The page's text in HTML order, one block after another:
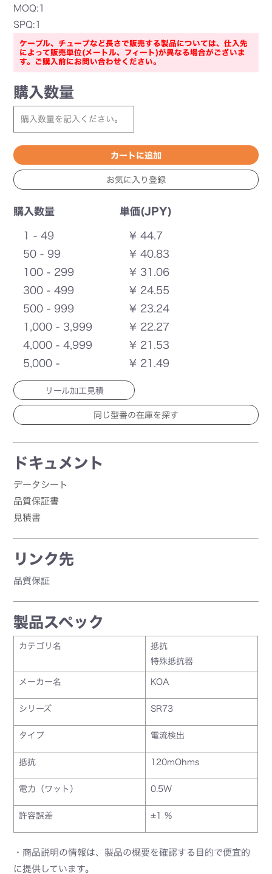
MOQ:1
SPQ:1
ケーブル、チューブなど長さで販売する製品については、仕入先
によって販売単位(メートル、フィート)が異なる場合がございま
す。ご購入前にお問い合わせください。
購入数量
購入数量 単価(JPY)
1 - 49
¥ 44.7
50 - 99
¥ 40.83
100 - 299
¥ 31.06
300 - 499
¥ 24.55
500 - 999
¥ 23.24
1,000 - 3,999
¥ 22.27
4,000 - 4,999
¥ 21.53
5,000 -
¥ 21.49
リール加工見積
ドキュメント
データシート
品質保証書
見積書
リンク先
品質保証
製品スペック
カテゴリ名
抵抗
特殊抵抗器
メーカー名 KOA
シリーズ SR73
タイプ 電流検出
抵抗 120mOhms
電力（ワット） 0.5W
許容誤差 ±1 %
・商品説明の情報は、製品の概要を確認する目的で便宜的
に提供しています。